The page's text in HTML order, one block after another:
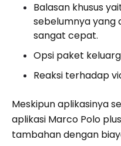
Balasan khusus
sebelumnya yang
sangat cepat.
Opsi paket
Reaksi terhadap
Meskipun aplikasinya
aplikasi Marco Polo
tambahan dengan